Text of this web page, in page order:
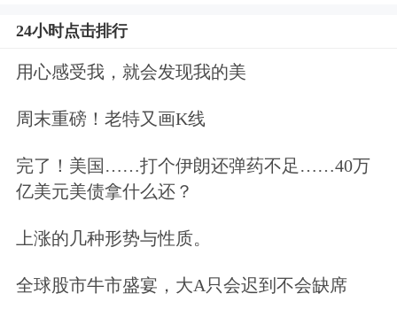
延迹象。对伊朗动武是继委内瑞拉后，
美国今年对主要产油国实施的第二次重
远大于前者。由于伊朗石油产能高于委
内瑞拉且对霍尔木兹海峡这一全球能源
运输“命门”有重要影响力，美以伊战事
持续下的石油供应问题成为全球市场关
注焦点。分析人士认为，战事持续时间
24小时点击排行
用心感受我，就会发现我的美
周末重磅！老特又画K线
完了！美国……打个伊朗还弹药不足……40万
亿美元美债拿什么还？
上涨的几种形势与性质。
全球股市牛市盛宴，大A只会迟到不会缺席